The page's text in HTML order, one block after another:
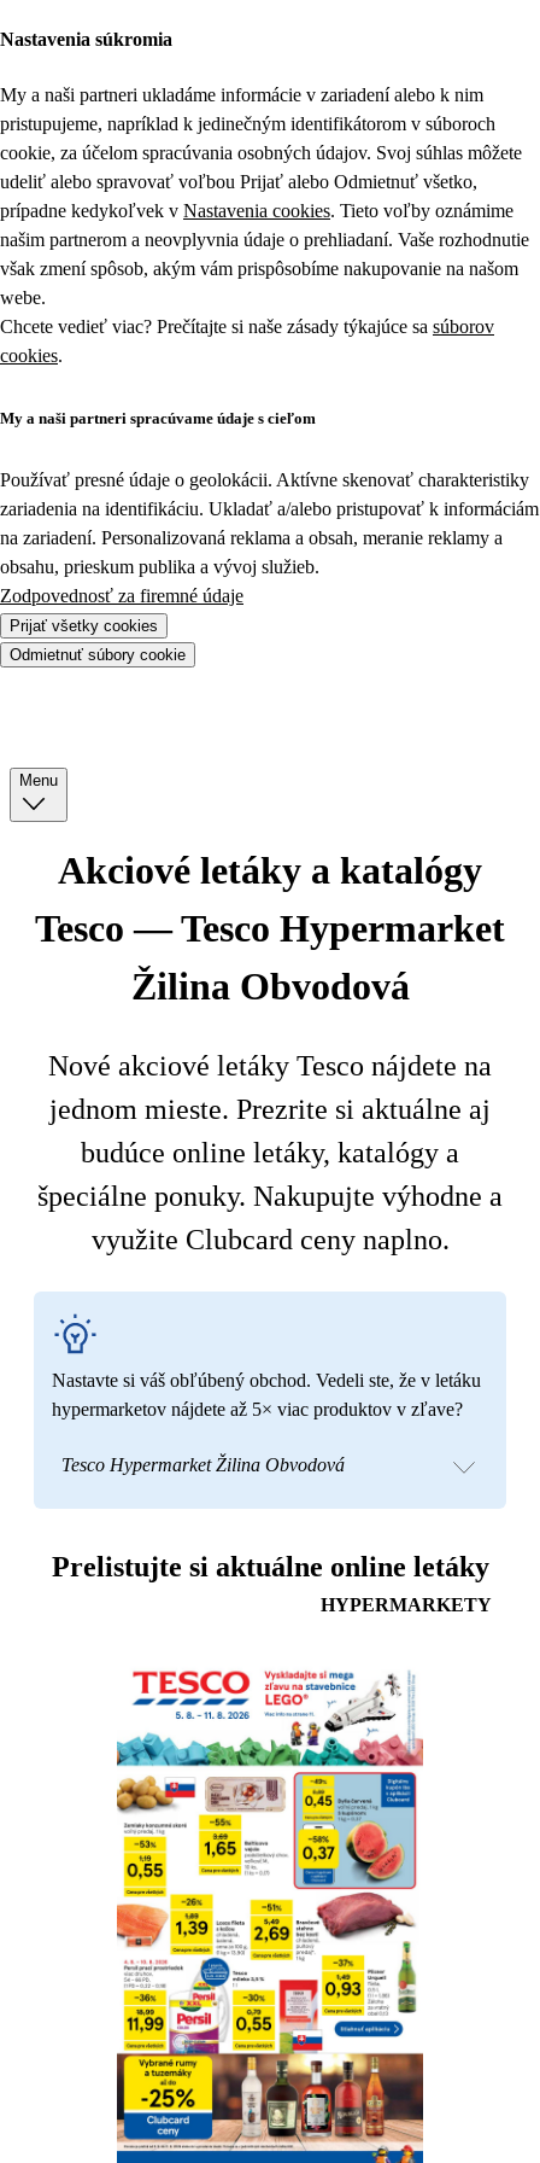
Nastavenia súkromia
My a naši partneri ukladáme informácie v zariadení alebo k nim
pristupujeme, napríklad k jedinečným identifikátorom v súboroch
cookie, za účelom spracúvania osobných údajov. Svoj súhlas môžete
udeliť alebo spravovať voľbou Prijať alebo Odmietnuť všetko,
prípadne kedykoľvek v Nastavenia cookies. Tieto voľby oznámime
našim partnerom a neovplyvnia údaje o prehliadaní. Vaše rozhodnutie
však zmení spôsob, akým vám prispôsobíme nakupovanie na našom
webe.
Chcete vedieť viac? Prečítajte si naše zásady týkajúce sa súborov
cookies.
My a naši partneri spracúvame údaje s cieľom
Používať presné údaje o geolokácii. Aktívne skenovať charakteristiky
zariadenia na identifikáciu. Ukladať a/alebo pristupovať k informáciám
na zariadení. Personalizovaná reklama a obsah, meranie reklamy a
obsahu, prieskum publika a vývoj služieb.
Zodpovednosť za firemné údaje
Prijať všetky cookies
Odmietnuť súbory cookie
Menu
Akciové letáky a katalógy
Tesco — Tesco Hypermarket
Žilina Obvodová
Nové akciové letáky Tesco nájdete na
jednom mieste. Prezrite si aktuálne aj
budúce online letáky, katalógy a
špeciálne ponuky. Nakupujte výhodne a
využite Clubcard ceny naplno.
Nastavte si váš obľúbený obchod. Vedeli ste, že v letáku
hypermarketov nájdete až 5× viac produktov v zľave?
Tesco Hypermarket Žilina Obvodová
Prelistujte si aktuálne online letáky
HYPERMARKETY